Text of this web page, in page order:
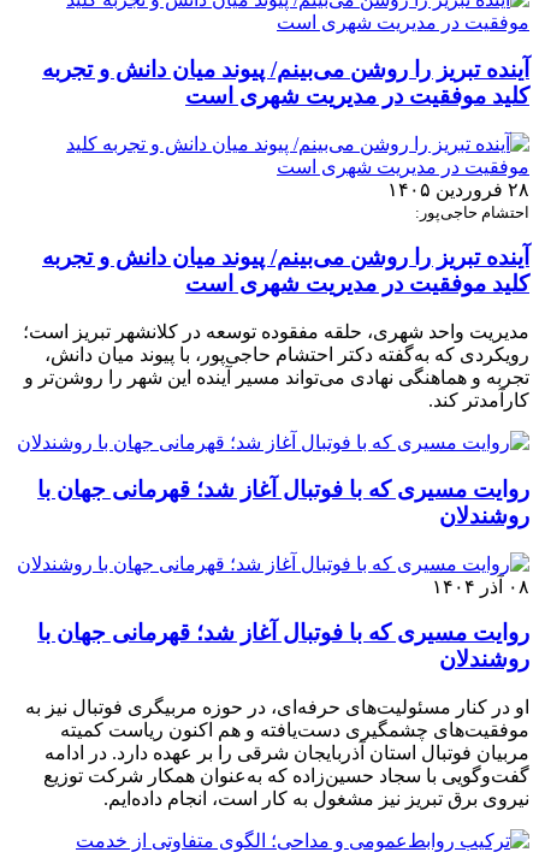
آینده تبریز را روشن می‌بینم/ پیوند میان دانش و تجربه
کلید موفقیت در مدیریت شهری است
۲۸ فروردین ۱۴۰۵
احتشام حاجی‌پور:
آینده تبریز را روشن می‌بینم/ پیوند میان دانش و تجربه
کلید موفقیت در مدیریت شهری است
مدیریت واحد شهری، حلقه مفقوده توسعه در کلانشهر تبریز است؛
رویکردی که به‌گفته دکتر احتشام حاجی‌پور، با پیوند میان دانش،
تجربه و هماهنگی نهادی می‌تواند مسیر آینده این شهر را روشن‌تر و
کارآمدتر کند.
روایت مسیری که با فوتبال آغاز شد؛ قهرمانی جهان با
روشندلان
۰۸ آذر ۱۴۰۴
روایت مسیری که با فوتبال آغاز شد؛ قهرمانی جهان با
روشندلان
او در کنار مسئولیت‌های حرفه‌ای، در حوزه مربیگری فوتبال نیز به
موفقیت‌های چشمگیری دست‌یافته و هم اکنون ریاست کمیته
مربیان فوتبال استان آذربایجان شرقی را بر عهده دارد. در ادامه
گفت‌وگویی با سجاد حسین‌زاده که به‌عنوان همکار شرکت توزیع
نیروی برق تبریز نیز مشغول به کار است، انجام داده‌ایم.